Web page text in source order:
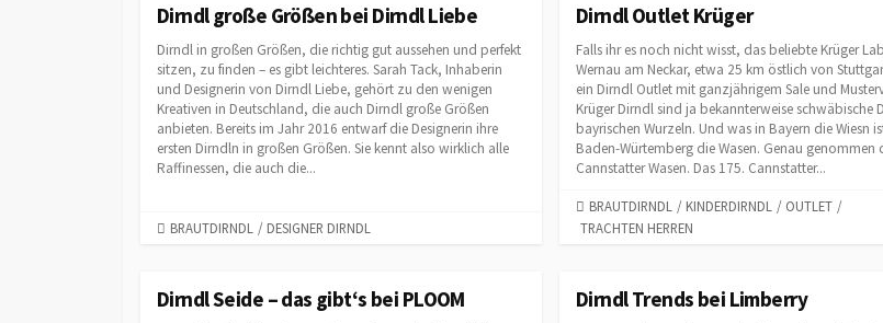
Dirndl große Größen bei Dirndl Liebe
Dirndl in großen Größen, die richtig gut aussehen und perfekt
sitzen, zu finden – es gibt leichteres. Sarah Tack, Inhaberin
und Designerin von Dirndl Liebe, gehört zu den wenigen
Kreativen in Deutschland, die auch Dirndl große Größen
anbieten. Bereits im Jahr 2016 entwarf die Designerin ihre
ersten Dirndln in großen Größen. Sie kennt also wirklich alle
Raffinessen, die auch die...
C
E
BRAUTDIRNDL / DESIGNER DIRNDL
Dirndl Outlet Krüger
Falls ihr es noch nicht wisst, das beliebte Krüger
Wernau am Neckar, etwa 25 km östlich von
ein Dirndl Outlet mit ganzjährigem Sale und
Krüger Dirndl sind ja bekannterweise schwäbische
bayrischen Wurzeln. Und was in Bayern die Wiesn
Baden-Würtemberg die Wasen. Genau genommen
Cannstatter Wasen. Das 175. Cannstatter...
C
A
G
BRAUTDIRNDL / KINDERDIRNDL / OUTLET /
TRACHTEN HERREN
Dirndl Seide – das gibt‘s bei PLOOM Dirndl Trends bei Limberry